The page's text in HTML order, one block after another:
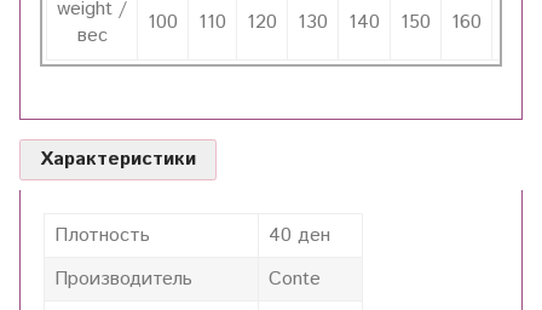
weight /
вес
100 110 120 130 140 150 160
Характеристики
Плотность
40 ден
Производитель
Conte